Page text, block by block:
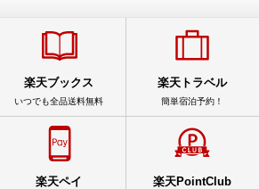
楽天ブックス
いつでも全品送料無料
楽天トラベル
簡単宿泊予約！
楽天ペイ 楽天PointClub